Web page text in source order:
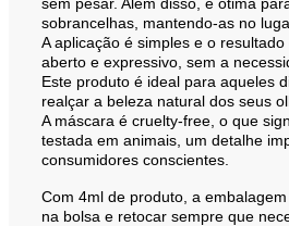
sobrancelhas, mantendo-as no
A aplicação é simples e o
aberto e expressivo, sem a
Este produto é ideal para aqueles
realçar a beleza natural dos seus
A máscara é cruelty-free, o que
testada em animais, um detalhe
consumidores conscientes.
Com 4ml de produto, a
na bolsa e retocar sempre que